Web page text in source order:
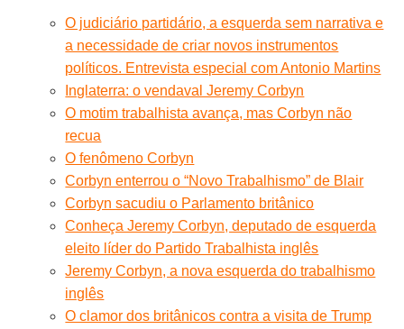
O judiciário partidário, a esquerda sem narrativa e
a necessidade de criar novos instrumentos
políticos. Entrevista especial com Antonio Martins
Inglaterra: o vendaval Jeremy Corbyn
O motim trabalhista avança, mas Corbyn não
recua
O fenômeno Corbyn
Corbyn enterrou o “Novo Trabalhismo” de Blair
Corbyn sacudiu o Parlamento britânico
Conheça Jeremy Corbyn, deputado de esquerda
eleito líder do Partido Trabalhista inglês
Jeremy Corbyn, a nova esquerda do trabalhismo
inglês
O clamor dos britânicos contra a visita de Trump